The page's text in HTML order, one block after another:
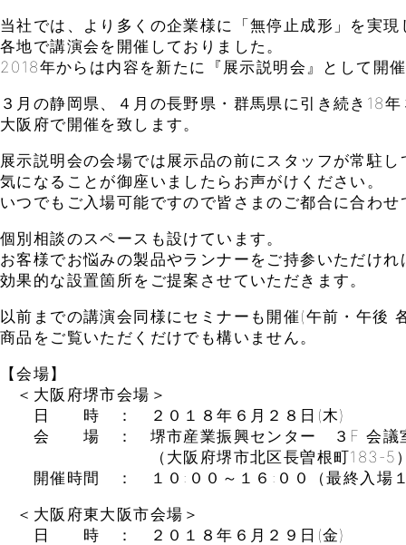
当社では、より多くの企業様に「無停止成形」を実
各地で講演会を開催しておりました。
2018年からは内容を新たに『展示説明会』として開
３月の静岡県、４月の長野県・群馬県に引き続き18
大阪府で開催を致します。
展示説明会の会場では展示品の前にスタッフが常駐
気になることが御座いましたらお声がけください。
いつでもご入場可能ですので皆さまのご都合に合わ
個別相談のスペースも設けています。
お客様でお悩みの製品やランナーをご持参いただけ
効果的な設置箇所をご提案させていただきます。
以前までの講演会同様にセミナーも開催(午前・午後
商品をご覧いただくだけでも構いません。
【会場】
＜大阪府堺市会場＞
日 時 ： ２０１８年６月２８日(木)
会 場 ： 堺市産業振興センター ３F 会議
（大阪府堺市北区長曽根町183-5
開催時間 ： １０:００～１６:００（最終入場
＜大阪府東大阪市会場＞
日 時 ： ２０１８年６月２９日(金)